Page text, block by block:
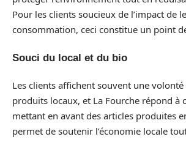
Pour les clients soucieux de l’impact de
consommation, ceci constitue un point
Souci du local et du bio
Les clients affichent souvent une volonté
produits locaux, et La Fourche répond à
mettant en avant des articles produites
permet de soutenir l’économie locale